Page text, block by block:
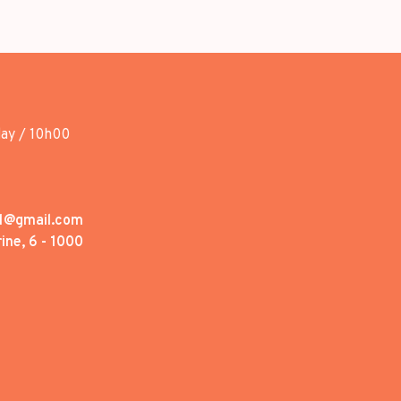
/ 10h00
6 - 1000